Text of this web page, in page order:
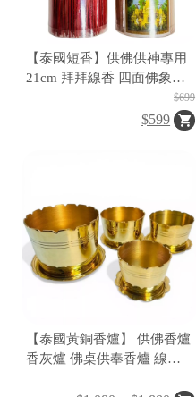
【泰國短香】供佛供神專用
21cm 拜拜線香 四面佛象神
$699
$599
【泰國黃銅香爐】 供佛香爐
香灰爐 佛桌供奉香爐 線香